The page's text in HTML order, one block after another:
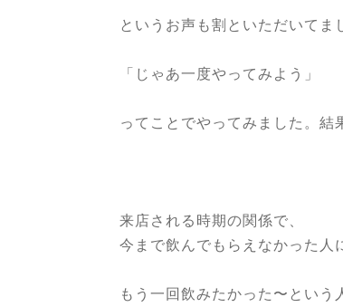
というお声も割といただいてま
「じゃあ一度やってみよう」
ってことでやってみました。結
来店される時期の関係で、
今まで飲んでもらえなかった人
もう一回飲みたかった〜とい